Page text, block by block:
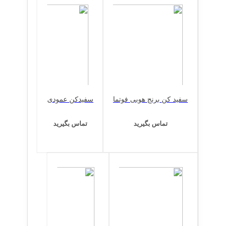
سفید کن برنج هوبی فوتما
تماس بگیرید
سفیدکن عمودی
تماس بگیرید